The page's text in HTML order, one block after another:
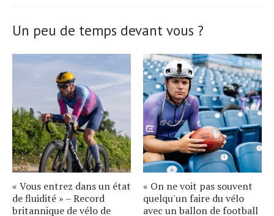
Un peu de temps devant vous ?
« Vous entrez dans un état
de fluidité » – Record
britannique de vélo de
« On ne voit pas souvent
quelqu'un faire du vélo
avec un ballon de football